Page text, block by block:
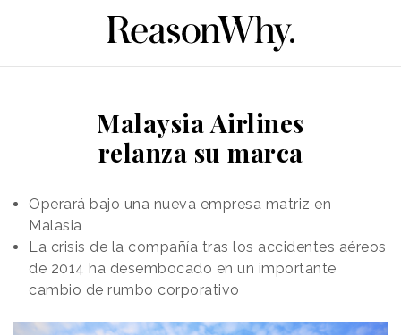
Malaysia Airlines
relanza su marca
Operará bajo una nueva empresa matriz en
Malasia
La crisis de la compañía tras los accidentes aéreos
de 2014 ha desembocado en un importante
cambio de rumbo corporativo